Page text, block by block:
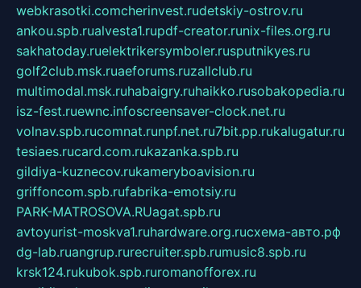
webkrasotki.comcherinvest.rudetskiy-ostrov.ru
ankou.spb.rualvesta1.rupdf-creator.runix-files.org.ru
sakhatoday.ruelektrikersymboler.rusputnikyes.ru
golf2club.msk.ruaeforums.ruzallclub.ru
multimodal.msk.ruhabaigry.ruhaikko.rusobakopedia.ru
isz-fest.ruewnc.infoscreensaver-clock.net.ru
volnav.spb.rucomnat.runpf.net.ru7bit.pp.rukalugatur.ru
tesiaes.rucard.com.rukazanka.spb.ru
gildiya-kuznecov.rukameryboavision.ru
griffoncom.spb.rufabrika-emotsiy.ru
PARK-MATROSOVA.RUagat.spb.ru
avtoyurist-moskva1.ruhardware.org.ruсхема-авто.рф
dg-lab.ruangrup.rurecruiter.spb.rumusic8.spb.ru
krsk124.rukubok.spb.ruromanofforex.ru